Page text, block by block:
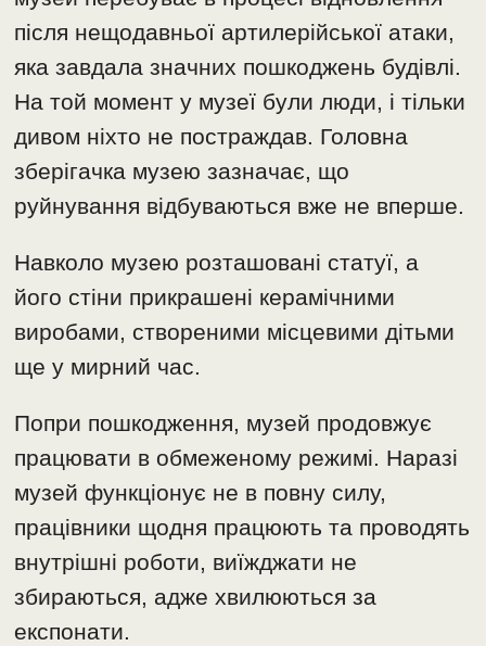
після нещодавньої артилерійської атаки,
яка завдала значних пошкоджень будівлі.
На той момент у музеї були люди, і тільки
дивом ніхто не постраждав. Головна
зберігачка музею зазначає, що
руйнування відбуваються вже не вперше.
Навколо музею розташовані статуї, а
його стіни прикрашені керамічними
виробами, створеними місцевими дітьми
ще у мирний час.
Попри пошкодження, музей продовжує
працювати в обмеженому режимі. Наразі
музей функціонує не в повну силу,
працівники щодня працюють та проводять
внутрішні роботи, виїжджати не
збираються, адже хвилюються за
експонати.